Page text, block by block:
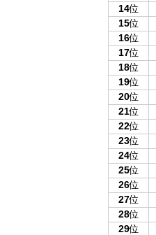
14位
15位
16位
17位
18位
19位
20位
21位
22位
23位
24位
25位
26位
27位
28位
29位